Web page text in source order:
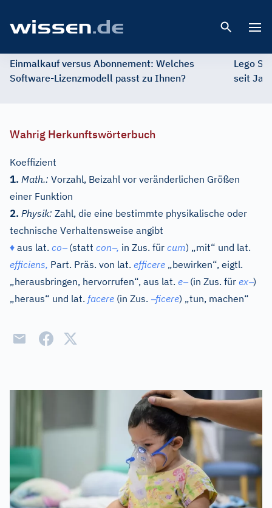
Einmalkauf versus Abonnement: Welches
Software-Lizenzmodell passt zu Ihnen?
Lego
seit
Wahrig Herkunftswörterbuch
Koeffizient
1. Math.: Vorzahl, Beizahl vor veränderlichen Größen
einer Funktion
2. Physik: Zahl, die eine bestimmte physikalische oder
technische Verhaltensweise angibt
♦ aus lat. co–(statt con–, in Zus. für cum) „mit“ und lat.
efficiens, Part. Präs. von lat. efficere „bewirken“, eigtl.
„herausbringen, hervorrufen“, aus lat. e–(in Zus. für ex–)
„heraus“ und lat. facere (in Zus. –ficere) „tun, machen“